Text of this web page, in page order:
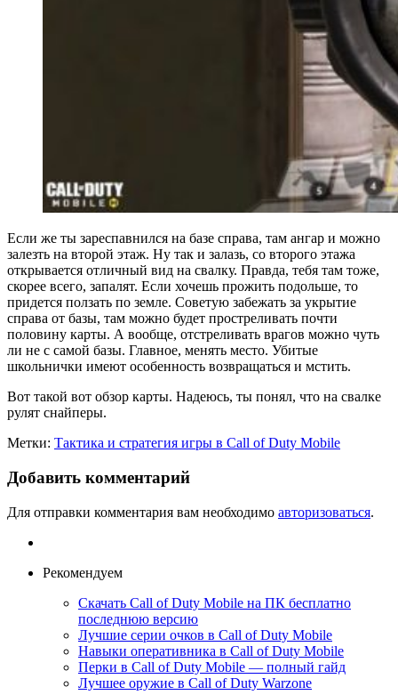
Если же ты зареспавнился на базе справа, там ангар и можно
залезть на второй этаж. Ну так и залазь, со второго этажа
открывается отличный вид на свалку. Правда, тебя там тоже,
скорее всего, запалят. Если хочешь прожить подольше, то
придется ползать по земле. Советую забежать за укрытие
справа от базы, там можно будет простреливать почти
половину карты. А вообще, отстреливать врагов можно чуть
ли не с самой базы. Главное, менять место. Убитые
школьнички имеют особенность возвращаться и мстить.
Вот такой вот обзор карты. Надеюсь, ты понял, что на свалке
рулят снайперы.
Метки: Тактика и стратегия игры в Call of Duty Mobile
Добавить комментарий
Для отправки комментария вам необходимо авторизоваться.
Рекомендуем
Скачать Call of Duty Mobile на ПК бесплатно
последнюю версию
Лучшие серии очков в Call of Duty Mobile
Навыки оперативника в Call of Duty Mobile
Перки в Call of Duty Mobile — полный гайд
Лучшее оружие в Call of Duty Warzone